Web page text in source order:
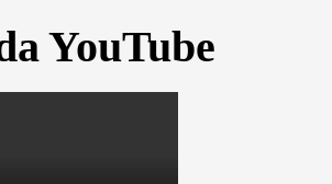
YouTube